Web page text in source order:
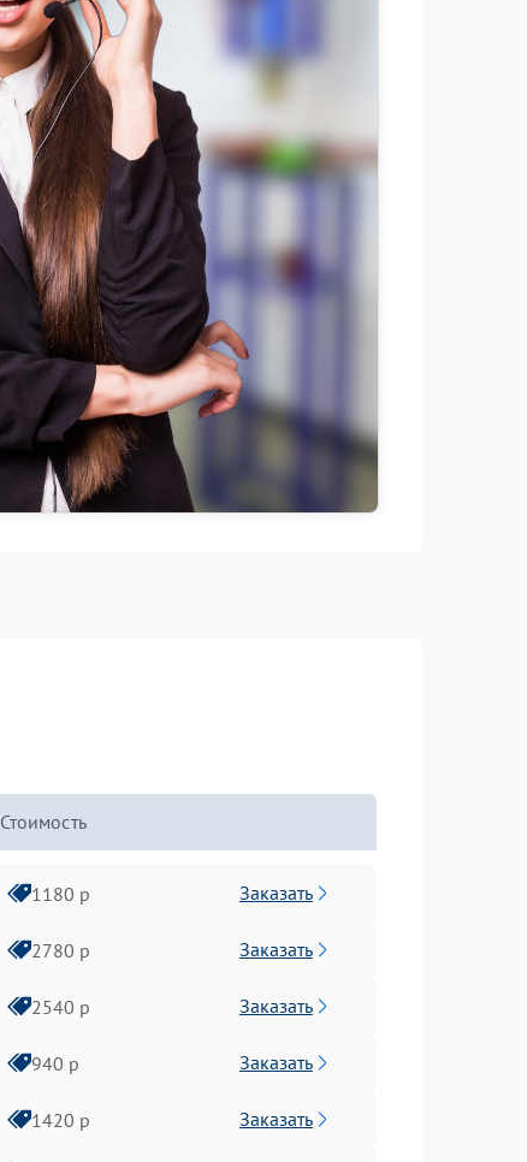
Стоимость
1180 р Заказать
2780 р Заказать
2540 р Заказать
940 р Заказать
1420 р Заказать